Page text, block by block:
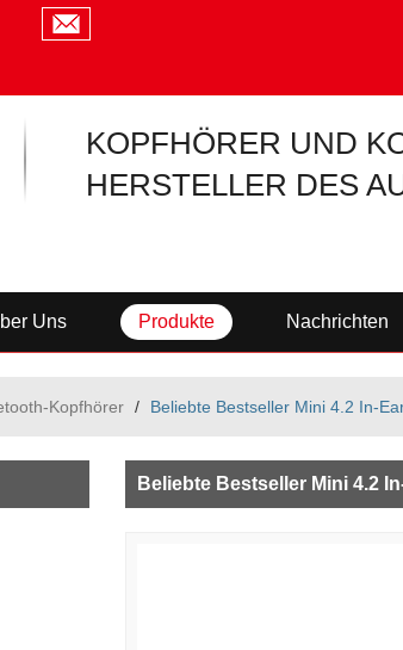
KOPFHÖRER UND
HERSTELLER DES
Uns Produkte Nachrichten
Kopfhörer / Beliebte Bestseller Mini 4.2 In-
Beliebte Bestseller Mini 4.2